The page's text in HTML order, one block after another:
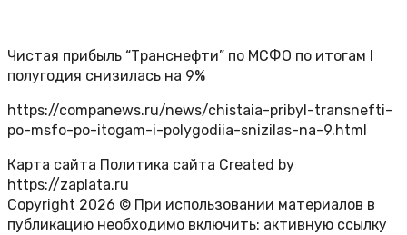
Чистая прибыль “Транснефти” по МСФО по итогам I
полугодия снизилась на 9%
https://companews.ru/news/chistaia-pribyl-transnefti-
po-msfo-po-itogam-i-polygodiia-snizilas-na-9.html
Карта сайта Политика сайта Created by
https://zaplata.ru
Copyright 2026 © При использовании материалов в
публикацию необходимо включить: активную ссылку